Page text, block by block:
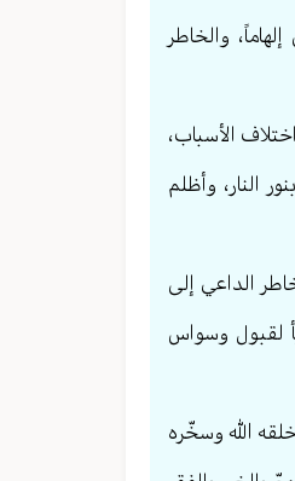
والخاطر
الأسباب،
النار، وأظلم
الداعي إلى
لقبول وسواس
الله وسخّره